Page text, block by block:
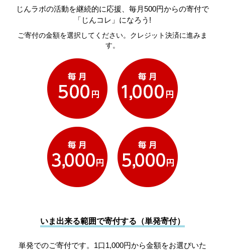
じんラボの活動を継続的に応援、毎月500円からの寄付で
「じんコレ」になろう!
ご寄付の金額を選択してください。クレジット決済に進みま
す。
いま出来る範囲で寄付する（単発寄付）
単発でのご寄付です。1口1,000円から金額をお選びいた